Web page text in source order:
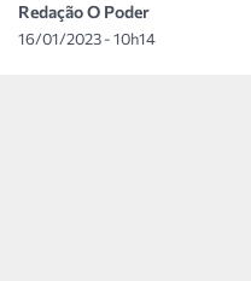
Redação O Poder
16/01/2023 - 10h14